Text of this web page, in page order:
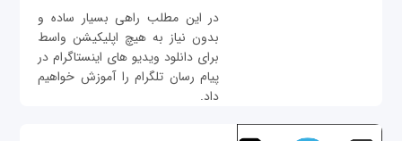
در این مطلب راهی بسیار ساده و
بدون نیاز به هیچ اپلیکیشن واسط
برای دانلود ویدیو های اینستاگرام در
پیام رسان تلگرام را آموزش خواهیم
داد.